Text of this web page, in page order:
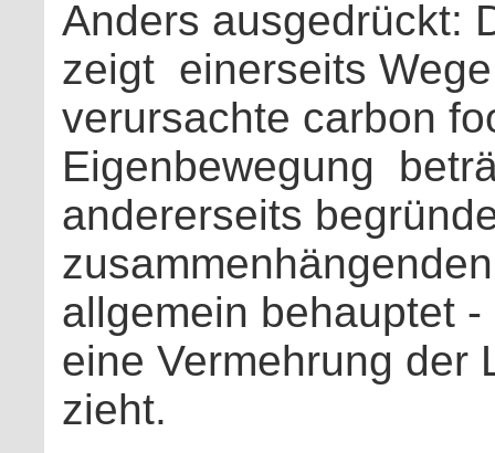
Anders ausgedrückt:
zeigt einerseits
verursachte carbon
Eigenbewegung
andererseits
allgemein behauptet
eine Vermehrung der
zieht.